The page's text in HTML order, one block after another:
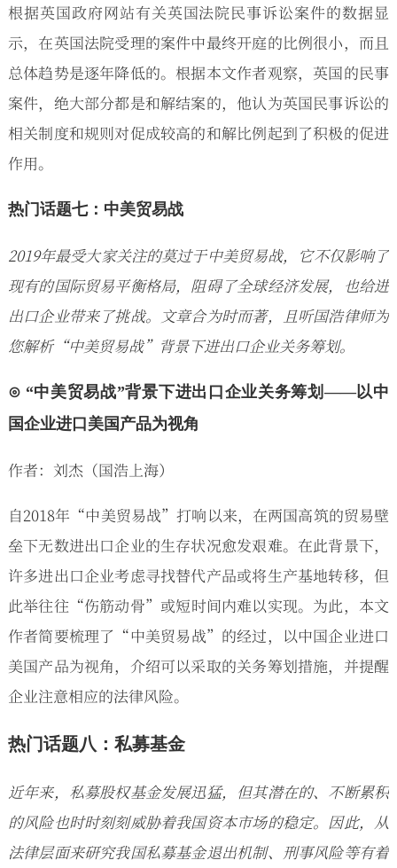
根据英国政府网站有关英国法院民事诉讼案件的数据显
示，在英国法院受理的案件中最终开庭的比例很小，而且
总体趋势是逐年降低的。根据本文作者观察，英国的民事
案件，绝大部分都是和解结案的，他认为英国民事诉讼的
相关制度和规则对促成较高的和解比例起到了积极的促进
作用。
热门话题七：中美贸易战
2019年最受大家关注的莫过于中美贸易战，它不仅影响了
现有的国际贸易平衡格局，阻碍了全球经济发展，也给进
出口企业带来了挑战。文章合为时而著，且听国浩律师为
您解析“中美贸易战”背景下进出口企业关务筹划。
⊙ “中美贸易战”背景下进出口企业关务筹划——以中
国企业进口美国产品为视角
作者：刘杰（国浩上海）
自2018年“中美贸易战”打响以来，在两国高筑的贸易壁
垒下无数进出口企业的生存状况愈发艰难。在此背景下，
许多进出口企业考虑寻找替代产品或将生产基地转移，但
此举往往“伤筋动骨”或短时间内难以实现。为此，本文
作者简要梳理了“中美贸易战”的经过，以中国企业进口
美国产品为视角，介绍可以采取的关务筹划措施，并提醒
企业注意相应的法律风险。
热门话题八：私募基金
近年来，私募股权基金发展迅猛，但其潜在的、不断累积
的风险也时时刻刻威胁着我国资本市场的稳定。因此，从
法律层面来研究我国私募基金退出机制、刑事风险等有着